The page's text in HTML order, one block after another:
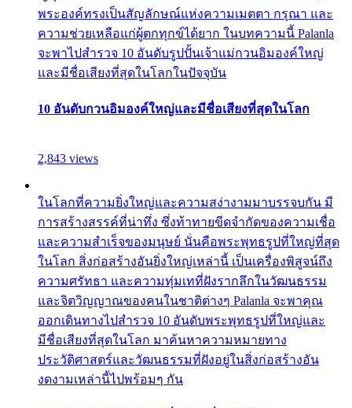
พระองค์ทรงเป็นสัญลักษณ์แห่งความเมตตา กรุณา และ
ความช่วยเหลือแก่ผู้ตกทุกข์ได้ยาก ในบทความนี้ Palanla
จะพาไปสำรวจ 10 อันดับรูปปั้นเจ้าแม่กวนอิมองค์ใหญ่
และมีชื่อเสียงที่สุดในโลกในปัจจุบัน
10 อันดับกวนอิมองค์ใหญ่และมีชื่อเสียงที่สุดในโลก
2,843 views
ในโลกที่ความยิ่งใหญ่และความสง่างามมาบรรจบกัน มี
การสร้างสรรค์ที่น่าทึ่ง ซึ่งท้าทายขีดจำกัดของความเชื่อ
และความสำเร็จของมนุษย์ นั่นคือพระพุทธรูปที่ใหญ่ที่สุด
ในโลก สิ่งก่อสร้างอันยิ่งใหญ่เหล่านี้ เป็นเครื่องพิสูจน์ถึง
ความศรัทธา และความทุ่มเทที่ฝังรากลึกในวัฒนธรรม
และจิตวิญญาณของคนในชาติต่างๆ Palanla จะพาคุณ
ออกเดินทางไปสำรวจ 10 อันดับพระพุทธรูปที่ใหญ่และ
มีชื่อเสียงที่สุดในโลก มาค้นหาความหมายทาง
ประวัติศาสตร์และวัฒนธรรมที่ฝังอยู่ในสิ่งก่อสร้างอัน
งดงามเหล่านี้ไปพร้อมๆ กัน